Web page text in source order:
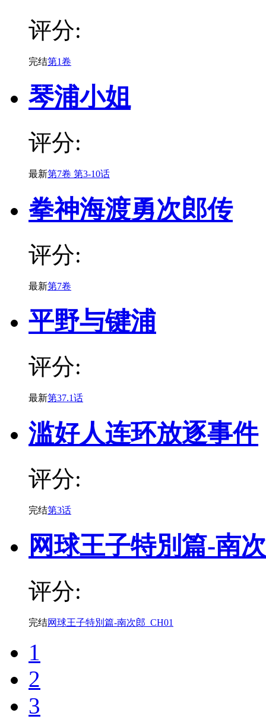
评分:
完结第1卷
琴浦小姐
评分:
最新第7卷 第3-10话
拳神海渡勇次郎传
评分:
最新第7卷
平野与键浦
评分:
最新第37.1话
滥好人连环放逐事件
评分:
完结第3话
网球王子特別篇-南
评分:
完结网球王子特別篇-南次郎_CH01
1
2
3